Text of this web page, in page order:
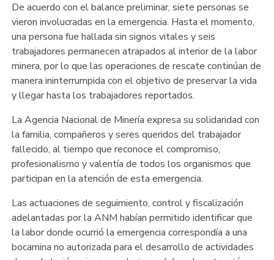
De acuerdo con el balance preliminar, siete personas se
vieron involucradas en la emergencia. Hasta el momento,
una persona fue hallada sin signos vitales y seis
trabajadores permanecen atrapados al interior de la labor
minera, por lo que las operaciones de rescate continúan de
manera ininterrumpida con el objetivo de preservar la vida
y llegar hasta los trabajadores reportados.
La Agencia Nacional de Minería expresa su solidaridad con
la familia, compañeros y seres queridos del trabajador
fallecido, al tiempo que reconoce el compromiso,
profesionalismo y valentía de todos los organismos que
participan en la atención de esta emergencia.
Las actuaciones de seguimiento, control y fiscalización
adelantadas por la ANM habían permitido identificar que
la labor donde ocurrió la emergencia correspondía a una
bocamina no autorizada para el desarrollo de actividades